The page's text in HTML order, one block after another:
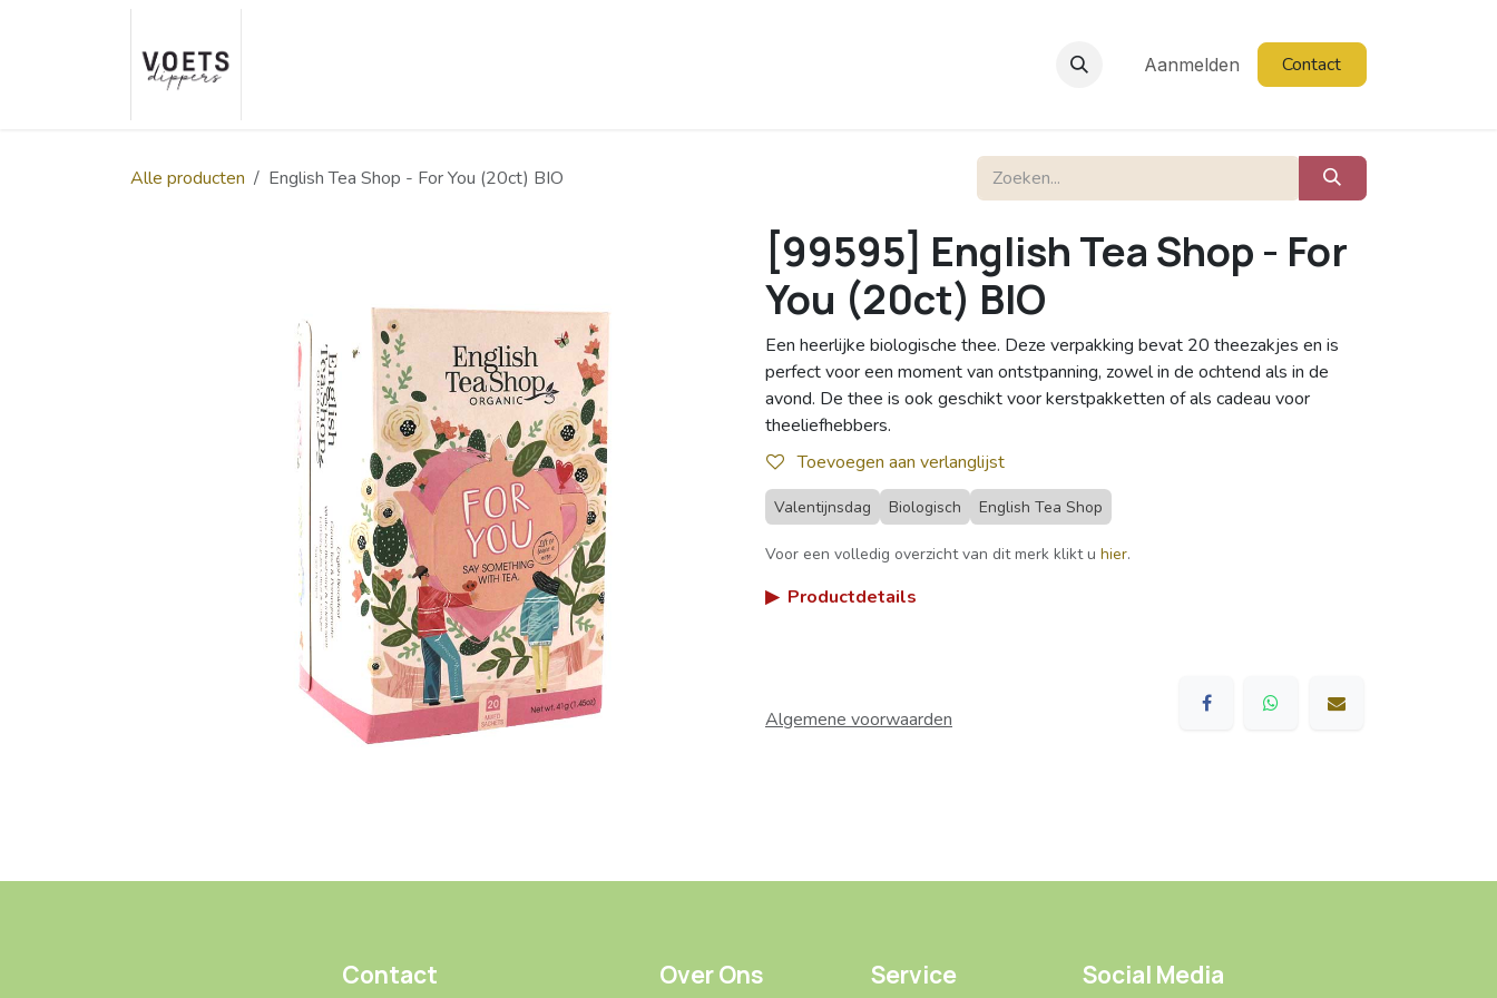
Overslaan naar inhoud
Aanmelden Contact
Alle producten English Tea Shop - For You (20ct) BIO
[99595] English Tea Shop - For
You (20ct) BIO
Een heerlijke biologische thee. Deze verpakking bevat 20 theezakjes en is
perfect voor een moment van ontstpanning, zowel in de ochtend als in de
avond. De thee is ook geschikt voor kerstpakketten of als cadeau voor
theeliefhebbers.
Toevoegen aan verlanglijst
Valentijnsdag Biologisch English Tea Shop
Voor een volledig overzicht van dit merk klikt u hier.
▶ Productdetails
Algemene voorwaarden
Contact Over Ons Service Social Media